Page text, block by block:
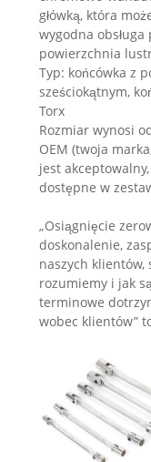
główką, która
wygodna
powierzchnia
Typ: końcówka z
sześciokątnym,
Torx
Rozmiar wynosi
OEM (twoja
jest
dostępne w
„Osiągnięcie
doskonalenie,
naszych klientów,
rozumiemy i jak
terminowe
wobec klientów”